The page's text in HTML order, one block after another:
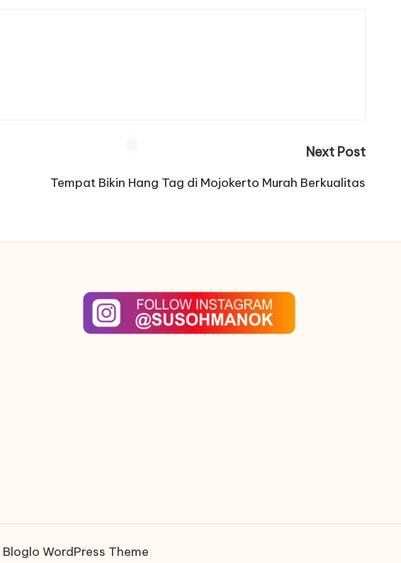
Next Post
Tempat Bikin Hang Tag di Mojokerto Murah Berkualitas
Bloglo WordPress Theme